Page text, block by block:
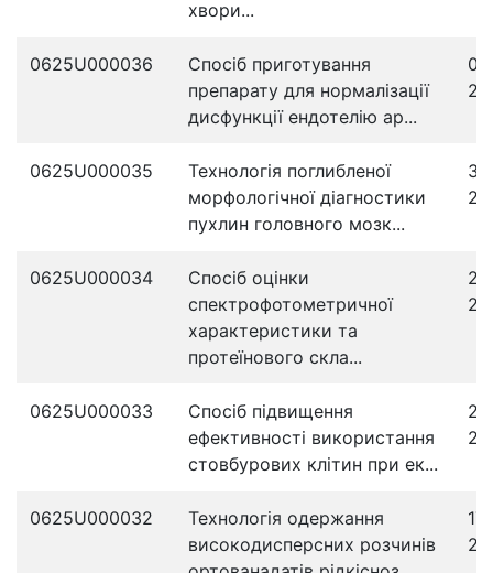
хвори...
0625U000036
Спосіб приготування
препарату для нормалізації
дисфункції ендотелію ар...
0625U000035
Технологія поглибленої
морфологічної діагностики
пухлин головного мозк...
0625U000034
Спосіб оцінки
спектрофотометричної
характеристики та
протеїнового скла...
0625U000033
Спосіб підвищення
ефективності використання
стовбурових клітин при ек...
0625U000032
Технологія одержання
високодисперсних розчинів